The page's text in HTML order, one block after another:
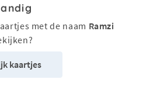
met de naam Ramzi
kaartjes